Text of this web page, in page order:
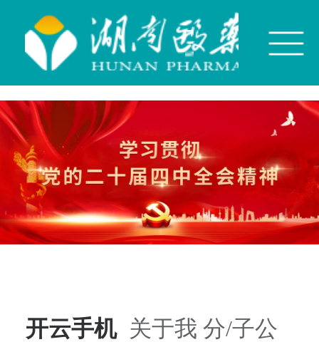
开云手机 关于我 分/子公